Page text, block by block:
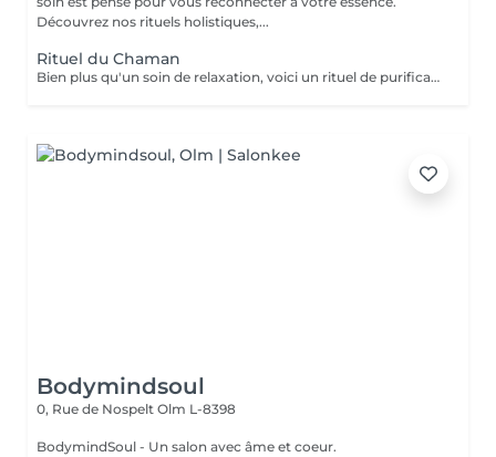
Découvrez nos rituels holistiques,...
Rituel du Chaman
Bien plus qu'un soin de relaxation, voici un rituel de purification incroyable. Tous les bienfaits du HeadSpa, de la naturopathie, de la sophrologie et des soins énergétiques, sont réunis dans ce rituel d'exception pour remise à zéro. Nous travaillons toutes les couches du corps humain. Physique, vibratoires, énergétiques etc Ne comprend pas le séchage des cheveux.
Bodymindsoul
0, Rue de Nospelt Olm L-8398
BodymindSoul - Un salon avec âme et coeur.